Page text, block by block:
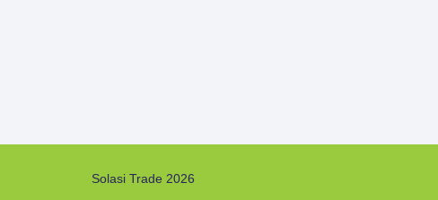
Solasi Trade 2026